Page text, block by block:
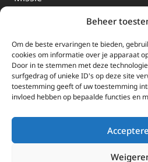
Beheer
Om de beste ervaringen te bieden,
cookies om informatie over je apparaat
Door in te stemmen met deze
surfgedrag of unieke ID's op deze site
toestemming geeft of uw toestemming
invloed hebben op bepaalde functies en
EWTN-Team
Organisatiegegevens
Doneren
EWTN wordt uitsluitend
Wij ontvangen bewust geen